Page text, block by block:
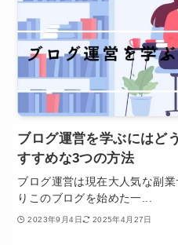
ブログ運営を学ぶにはど
すすめな3つの方法
ブログ運営は現在大人気な副
りこのブログを始めた一...
2023年9月4日 2025年4月27日